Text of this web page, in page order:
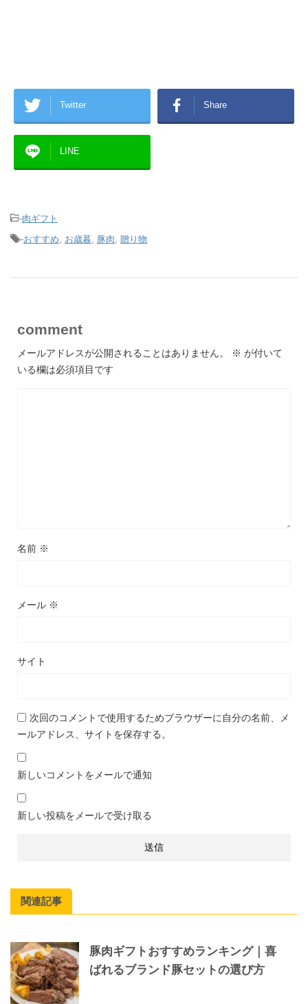
Twitter Share
LINE
-肉ギフト
-おすすめ, お歳暮, 豚肉, 贈り物
comment
メールアドレスが公開されることはありません。 ※ が付いて
いる欄は必須項目です
名前 ※
メール ※
サイト
次回のコメントで使用するためブラウザーに自分の名前、メ
ールアドレス、サイトを保存する。
新しいコメントをメールで通知
新しい投稿をメールで受け取る
関連記事
豚肉ギフトおすすめランキング｜喜
ばれるブランド豚セットの選び方